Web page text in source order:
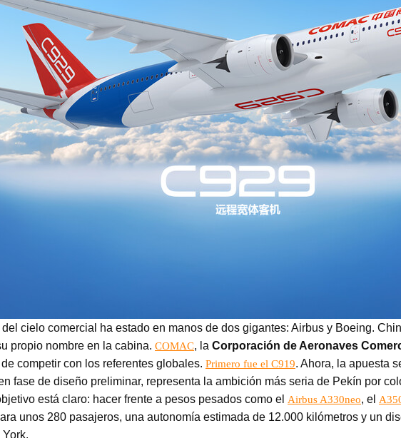
cielo comercial ha estado en manos de dos gigantes: Airbus y Boeing.
propio nombre en la cabina. COMAC, la Corporación de Aeronaves
competir con los referentes globales. Primero fue el C919. Ahora, la apuesta
fase de diseño preliminar, representa la ambición más seria de Pekín por
está claro: hacer frente a pesos pesados como el Airbus A330neo, el
unos 280 pasajeros, una autonomía estimada de 12.000 kilómetros y un